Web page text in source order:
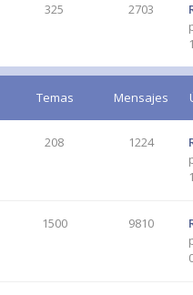
325 2703
Temas Mensajes
208 1224
1500 9810